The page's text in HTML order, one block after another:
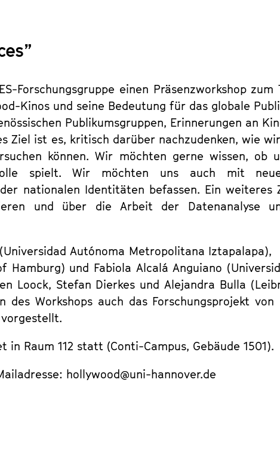
Forschungsgruppe einen Präsenzworkshop zum
Kinos und seine Bedeutung für das globale
Publikumsgruppen, Erinnerungen an
Ziel ist es, kritisch darüber nachzudenken, wie
können. Wir möchten gerne wissen, ob
spielt. Wir möchten uns auch mit
nationalen Identitäten befassen. Ein weiteres
und über die Arbeit der Datenanalyse
Autónoma Metropolitana
und Fabiola Alcalá Anguiano
Loock, Stefan Dierkes und Alejandra Bulla
Workshops auch das Forschungsprojekt von
vorgestellt.
Raum 112 statt (Conti-Campus, Gebäude 1501).
hollywood@uni-hannover.de